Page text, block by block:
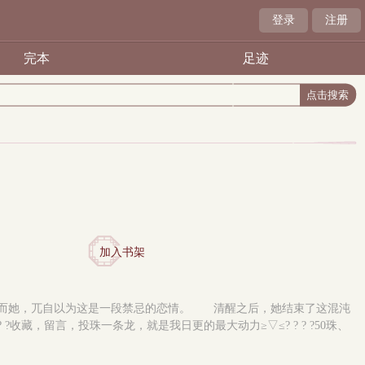
登录 注册
完本 足迹
加入书架
，兀自以为这是一段禁忌的恋情。 清醒之后，她结束了这混沌
藏，留言，投珠一条龙，就是我日更的最大动力≥▽≤? ? ? ?50珠、